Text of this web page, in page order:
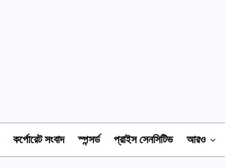
কর্পোরেট সংবাদ স্পন্সর্ড প্রাইস সেনসিটিভ আরও